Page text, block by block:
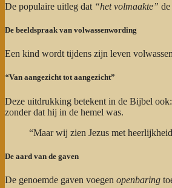
De populaire uitleg dat “het volmaakte”
De beeldspraak van volwassenwording
Een kind wordt tijdens zijn leven
“Van aangezicht tot aangezicht”
Deze uitdrukking betekent in de Bijbel
zonder dat hij in de hemel was.
“Maar wij zien Jezus met
De aard van de gaven
De genoemde gaven voegen openbaring